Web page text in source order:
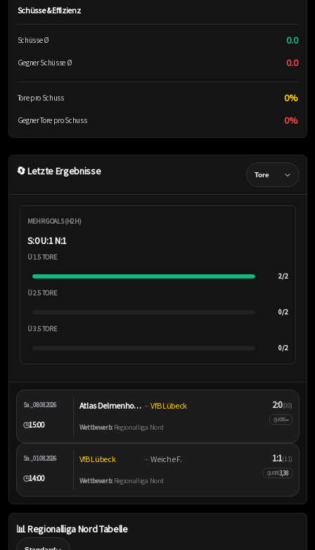
Schüsse & Effizienz
Schüsse Ø 0.0
Gegner Schüsse Ø 0.0
Tore pro Schuss 0%
Gegner Tore pro Schuss 0%
🔄 Letzte Ergebnisse
MEHR GOALS (H2H)
S:0 U:1 N:1
Ü 1.5 TORE
2/2
Ü 2.5 TORE
0/2
Ü 3.5 TORE
0/2
Sa., 08.08.2026
🕒15:00
Atlas Delmenhorst – VfB Lübeck
Wettbewerb:Regionalliga Nord
2:0(0:0)
QUOTE–
Sa., 01.08.2026
🕒14:00
VfB Lübeck – Weiche F.
Wettbewerb:Regionalliga Nord
1:1(1:1)
QUOTE3,38
📊 Regionalliga Nord Tabelle